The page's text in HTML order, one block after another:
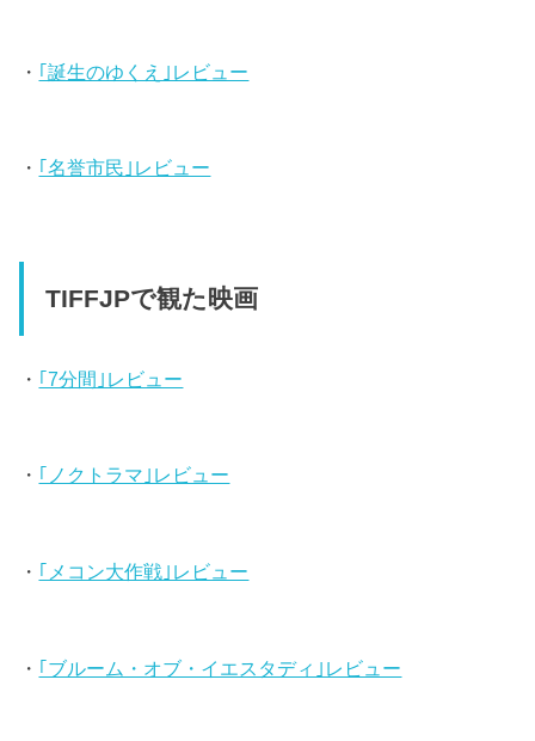
・ ｢誕生のゆくえ｣レビュー
・ ｢名誉市民｣レビュー
TIFFJPで観た映画
・ ｢7分間｣レビュー
・ ｢ノクトラマ｣レビュー
・ ｢メコン大作戦｣レビュー
・ ｢ブルーム・オブ・イエスタディ｣レビュー